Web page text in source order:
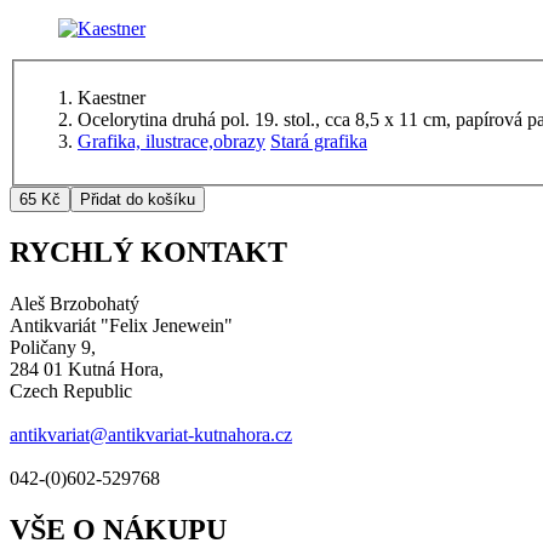
Kaestner
Ocelorytina druhá pol. 19. stol., cca 8,5 x 11 cm, papírová
Grafika, ilustrace,obrazy Stará grafika
RYCHLÝ KONTAKT
Aleš Brzobohatý
Antikvariát "Felix Jenewein"
Poličany 9,
284 01 Kutná Hora,
Czech Republic
antikvariat@antikvariat-kutnahora.cz
042-(0)602-529768
VŠE O NÁKUPU